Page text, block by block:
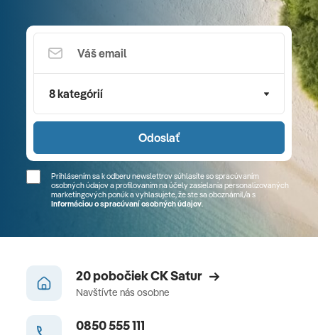
V závislosti od letových časov odlet do Bratislavy.
8 kategórií
Odoslať
Prihlásením sa k odberu newslettrov súhlasíte so spracúvaním
osobných údajov a profilovaním na účely zasielania personalizovaných
marketingových ponúk a vyhlasujete, že ste sa oboznámil/a s
Informáciou o spracúvaní osobných údajov.
20 pobočiek CK Satur
Navštívte nás osobne
0850 555 111